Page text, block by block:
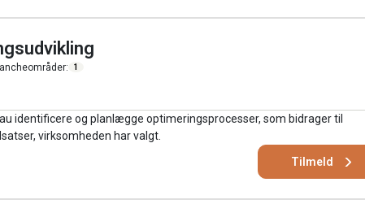
1
identificere og planlægge optimeringsprocesser, som bidrager til
virksomheden har valgt.
Tilmeld